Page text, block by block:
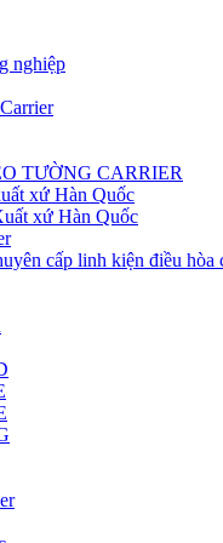
nghiệp
TƯỜNG CARRIER
xứ Hàn Quốc
xứ Hàn Quốc
cấp linh kiện điều hòa